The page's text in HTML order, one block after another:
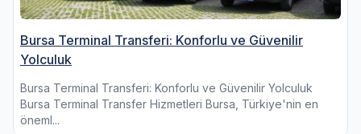
Bursa Terminal Transferi: Konforlu ve Güvenilir
Yolculuk
Bursa Terminal Transferi: Konforlu ve Güvenilir Yolculuk
Bursa Terminal Transfer Hizmetleri Bursa, Türkiye'nin en
öneml...